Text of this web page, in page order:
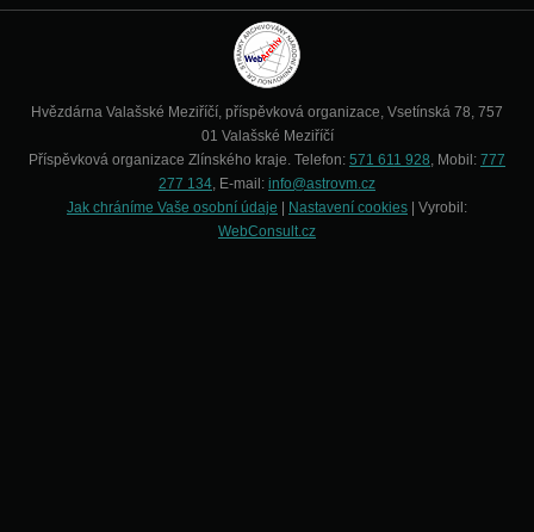
Hvězdárna Valašské Meziříčí, příspěvková organizace, Vsetínská 78, 757
01 Valašské Meziříčí
Příspěvková organizace Zlínského kraje. Telefon: 571 611 928, Mobil: 777
277 134, E-mail: info@astrovm.cz
Jak chráníme Vaše osobní údaje
Nastavení cookies | Vyrobil:
WebConsult.cz